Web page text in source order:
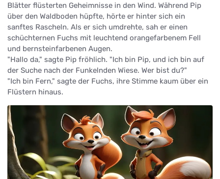
Blätter flüsterten Geheimnisse in den Wind. Während Pip
über den Waldboden hüpfte, hörte er hinter sich ein
sanftes Rascheln. Als er sich umdrehte, sah er einen
schüchternen Fuchs mit leuchtend orangefarbenem Fell
und bernsteinfarbenen Augen.
"Hallo da," sagte Pip fröhlich. "Ich bin Pip, und ich bin auf
der Suche nach der Funkelnden Wiese. Wer bist du?"
"Ich bin Fern," sagte der Fuchs, ihre Stimme kaum über ein
Flüstern hinaus.